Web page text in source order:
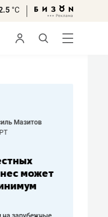
°С
Мазитов
может